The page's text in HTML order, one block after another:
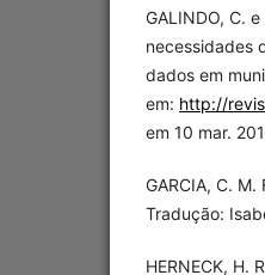
GALINDO, C.
necessidades
dados em
em: http://
em 10 mar.
GARCIA, C.
Tradução:
HERNECK, H.